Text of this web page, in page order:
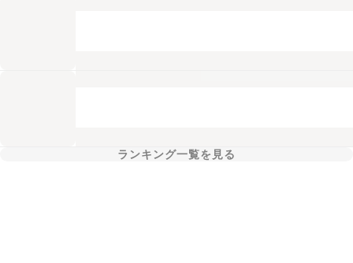
ランキング一覧を見る